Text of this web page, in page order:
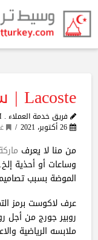
Lacoste | ساعات لاكوست
فريق خدمة العملاء . CUSTOMER SERVICE TEAM
26 أكتوبر، 2021
من منا لا يعرف
وساعات أو أحذية
الموضة بسبب
عرف لاكوست برمز
روبير جورج من أجل
ملابسه الرياضية